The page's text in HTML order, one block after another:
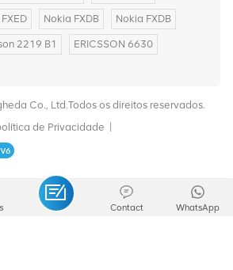
Nokia FXDB Nokia FXDB
2219 B1 ERICSSON 6630
Co., Ltd.Todos os direitos reservados.
de Privacidade
WhatsApp
Contact